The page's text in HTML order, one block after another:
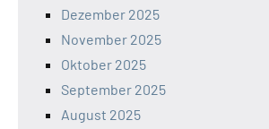
Dezember 2025
November 2025
Oktober 2025
September 2025
August 2025